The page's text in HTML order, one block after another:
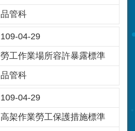
品管科
109-04-29
勞工作業場所容許暴露標準
品管科
109-04-29
高架作業勞工保護措施標準